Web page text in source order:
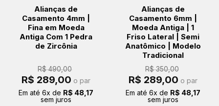
Alianças de
Casamento 4mm |
Fina em Moeda
Antiga Com 1 Pedra
de Zircônia
R$490,00
O
preço
era:
R$ 490,00.
R$ 289,00 preço
é:
o par
Em até 6x de R$ 48,17
sem juros
Alianças de
Casamento 6mm |
Moeda Antiga | 1
Friso Lateral | Semi
Anatômico | Modelo
Tradicional
R$350,00
O
preço
era:
R$ 350,00.
R$ 289,00 preço
é:
o par
Em até 6x de R$ 48,17
sem juros